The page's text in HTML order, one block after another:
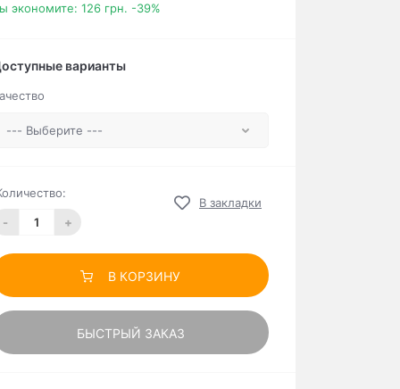
экономите: 126 грн. -39%
варианты
- +
В закладки
В КОРЗИНУ
БЫСТРЫЙ ЗАКАЗ